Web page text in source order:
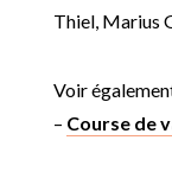
Thiel, Marius
Voir
– Course de